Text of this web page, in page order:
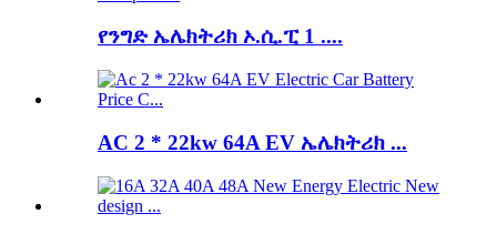
የንግድ ኤሌክትሪክ ኦ.ሲ.ፒ 1 ....
AC 2 * 22kw 64A EV ኤሌክትሪክ ...